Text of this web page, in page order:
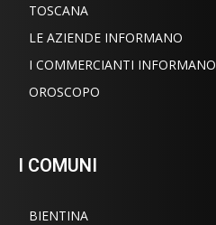
TOSCANA
LE AZIENDE INFORMANO
I COMMERCIANTI INFORMANO
OROSCOPO
I COMUNI
BIENTINA